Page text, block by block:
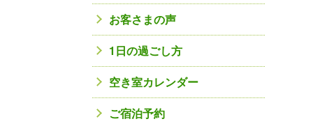
お客さまの声
1日の過ごし方
空き室カレンダー
ご宿泊予約